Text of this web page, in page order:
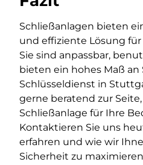
Schließanlagen bieten
und effiziente Lösung
Sie sind anpassbar,
bieten ein hohes Maß an
Schlüsseldienst in
gerne beratend zur
Schließanlage für Ihre
Kontaktieren Sie uns
erfahren und wie wir
Sicherheit zu